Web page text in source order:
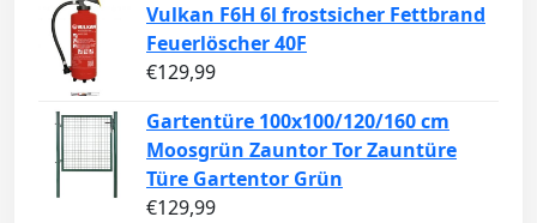
Vulkan F6H 6l frostsicher Fettbrand
Feuerlöscher 40F
€129,99
Gartentüre 100x100/120/160 cm
Moosgrün Zauntor Tor Zauntüre
Türe Gartentor Grün
€129,99